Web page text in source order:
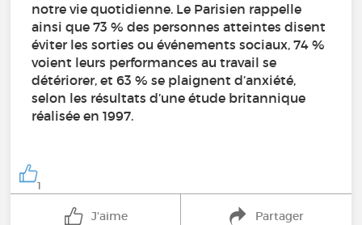
notre vie quotidienne. Le Parisien rappelle
ainsi que 73 % des personnes atteintes disent
éviter les sorties ou événements sociaux, 74 %
voient leurs performances au travail se
détériorer, et 63 % se plaignent d’anxiété,
selon les résultats d’une étude britannique
réalisée en 1997.
1
J'aime Partager